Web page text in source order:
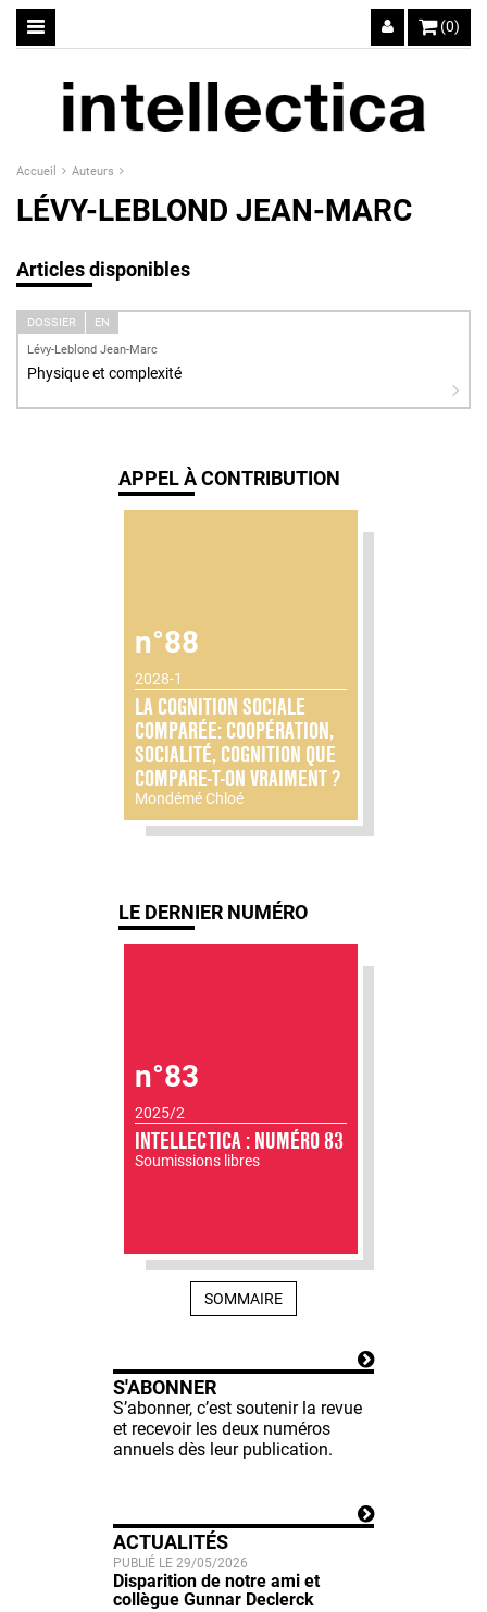
(0)
Accueil Auteurs
LÉVY-LEBLOND JEAN-MARC
Articles disponibles
DOSSIER
EN
Lévy-Leblond Jean-Marc
Physique et complexité
APPEL À CONTRIBUTION
n°88
2028-1
LA COGNITION SOCIALE
COMPARÉE: COOPÉRATION,
SOCIALITÉ, COGNITION QUE
COMPARE-T-ON VRAIMENT ?
Mondémé Chloé
LE DERNIER NUMÉRO
n°83
2025/2
INTELLECTICA : NUMÉRO 83
Soumissions libres
SOMMAIRE
S'ABONNER
S’abonner, c’est soutenir la revue
et recevoir les deux numéros
annuels dès leur publication.
ACTUALITÉS
PUBLIÉ LE 29/05/2026
Disparition de notre ami et
collègue Gunnar Declerck